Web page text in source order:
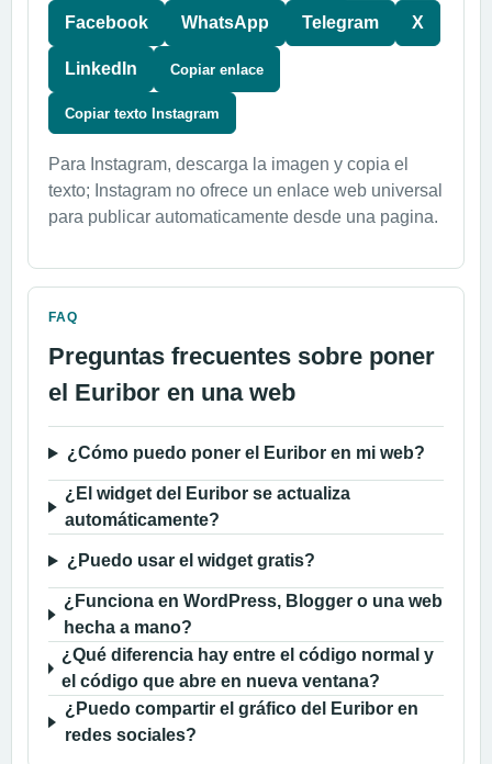
Facebook WhatsApp Telegram X
LinkedIn Copiar enlace
Copiar texto Instagram
Para Instagram, descarga la imagen y copia el
texto; Instagram no ofrece un enlace web universal
para publicar automaticamente desde una pagina.
FAQ
Preguntas frecuentes sobre poner
el Euribor en una web
¿Cómo puedo poner el Euribor en mi web?
¿El widget del Euribor se actualiza
automáticamente?
¿Puedo usar el widget gratis?
¿Funciona en WordPress, Blogger o una web
hecha a mano?
¿Qué diferencia hay entre el código normal y
el código que abre en nueva ventana?
¿Puedo compartir el gráfico del Euribor en
redes sociales?